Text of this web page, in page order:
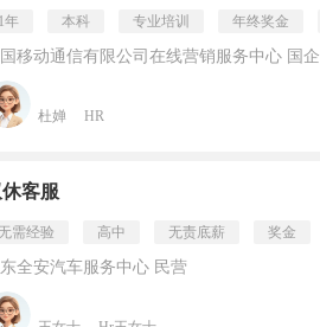
年 本科 专业培训 年终奖金
移动通信有限公司在线营销服务中心 国企
杜婵 HR
客服
需经验 高中 无责底薪 奖金
全安汽车服务中心 民营